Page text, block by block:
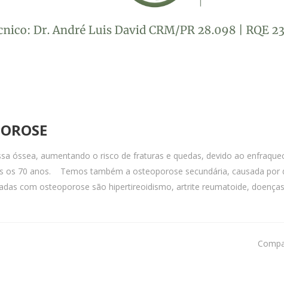
óssea, aumentando o risco de fraturas e quedas, devido ao
os 70 anos. Temos também a osteoporose secundária, causada por
com osteoporose são hipertireoidismo, artrite reumatoide,